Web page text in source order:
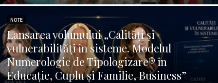
NOTE
Lansarea volumului „Calități și
vulnerabilități în sisteme. Modelul
Numerologic de Tipologizare® în
Educație, Cuplu și Familie, Business”